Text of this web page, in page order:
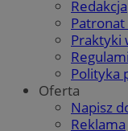
Redakcja
Praktyki
Polityka
Oferta
Napisz
Reklama
__cf_bm